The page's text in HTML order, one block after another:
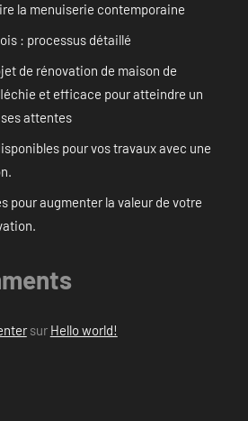
la menuiserie contemporaine
: processus détaillé
de rénovation de maison de
et efficace pour atteindre un
attentes
pour vos travaux avec une
pour augmenter la valeur de votre
sur Hello world!